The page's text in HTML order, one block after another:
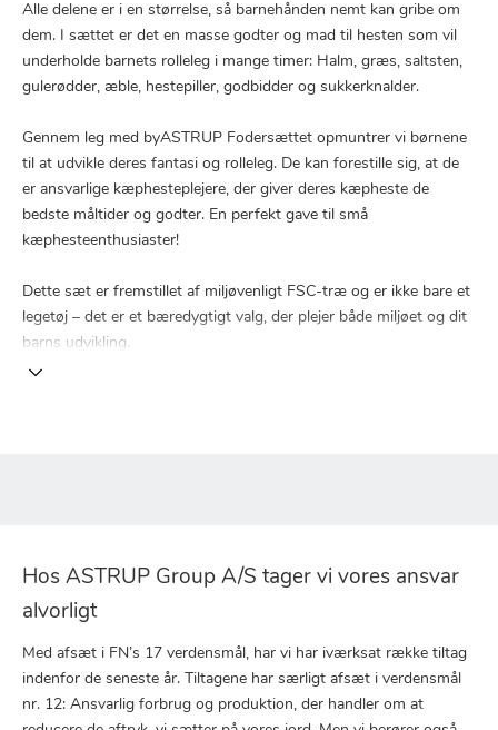
Alle delene er i en størrelse, så barnehånden nemt kan gribe om
dem. I sættet er det en masse godter og mad til hesten som vil
underholde barnets rolleleg i mange timer: Halm, græs, saltsten,
gulerødder, æble, hestepiller, godbidder og sukkerknalder.
Gennem leg med byASTRUP Fodersættet opmuntrer vi børnene
til at udvikle deres fantasi og rolleleg. De kan forestille sig, at de
er ansvarlige kæphesteplejere, der giver deres kæpheste de
bedste måltider og godter. En perfekt gave til små
kæphesteenthusiaster!
Dette sæt er fremstillet af miljøvenligt FSC-træ og er ikke bare et
legetøj – det er et bæredygtigt valg, der plejer både miljøet og dit
barns udvikling.
Hos ASTRUP Group A/S tager vi vores ansvar
alvorligt
Med afsæt i FN’s 17 verdensmål, har vi har iværksat række tiltag
indenfor de seneste år. Tiltagene har særligt afsæt i verdensmål
nr. 12: Ansvarlig forbrug og produktion, der handler om at